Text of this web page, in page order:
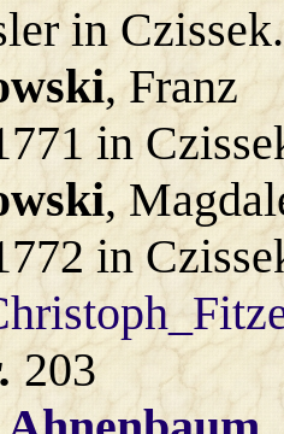
in Czissek.
, Franz
in
,
in
203